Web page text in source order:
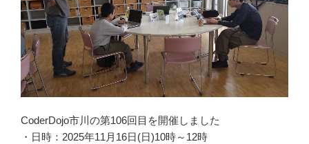
CoderDojo市川の第106回目を開催しました
・日時：2025年11月16日(日)10時～12時